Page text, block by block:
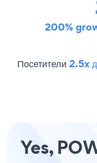
200%
Посетители 2.5x
Yes,